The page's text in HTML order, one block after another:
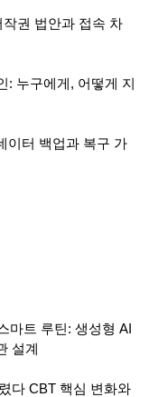
작권 법안과 접속 차
: 누구에게, 어떻게 지
이터 백업과 복구 가
마트 루틴: 생성형 AI
설계
다 CBT 핵심 변화와